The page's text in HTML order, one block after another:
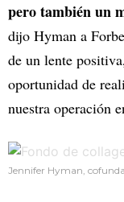
pero también un
dijo Hyman a
de un lente
oportunidad de
nuestra operación
Jennifer Hyman,